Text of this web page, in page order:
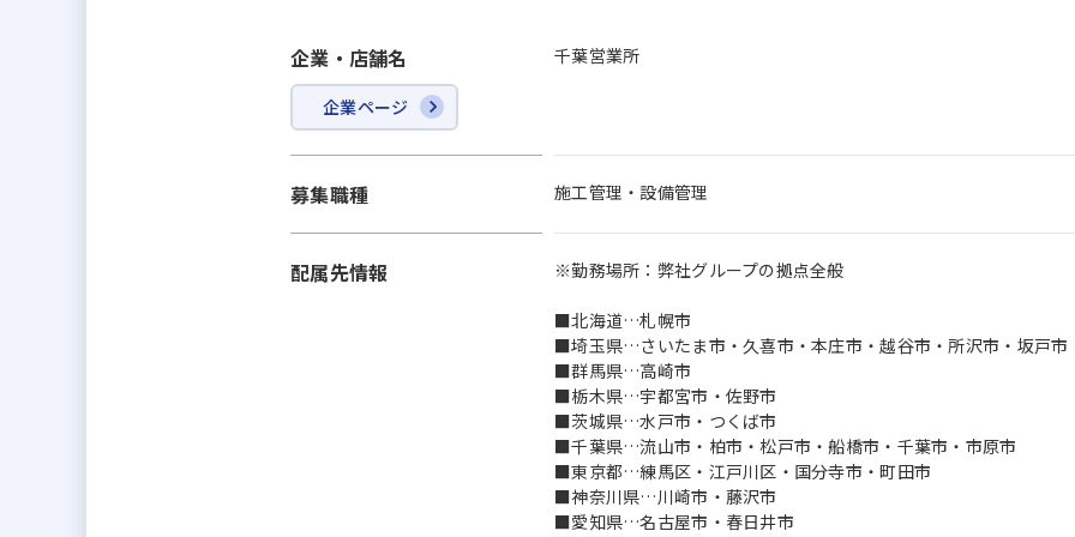
ス／リフォーム／買取りなど、住んだ後も責任を持ってフォローすることで顧客にきめ細やか
「社内責任一貫体制」は、メイドイン・ケイアイを成す同社のアドバンテージです。
企業・店舗名
企業ページ
千葉営業所
募集職種 施工管理・設備管理
配属先情報 ※勤務場所：弊社グループの拠点全般
■北海道…札幌市
■埼玉県…さいたま市・久喜市・本庄市・越谷市・所沢市・坂戸市
■群馬県…高崎市
■栃木県…宇都宮市・佐野市
■茨城県…水戸市・つくば市
■千葉県…流山市・柏市・松戸市・船橋市・千葉市・市原市
■東京都…練馬区・江戸川区・国分寺市・町田市
■神奈川県…川崎市・藤沢市
■愛知県…名古屋市・春日井市